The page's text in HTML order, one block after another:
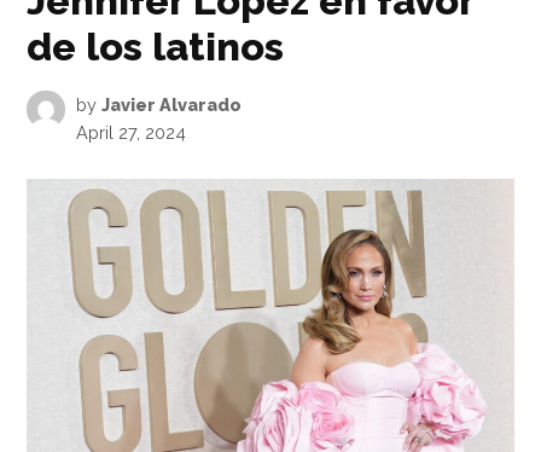
de los latinos
by Javier Alvarado
April 27, 2024